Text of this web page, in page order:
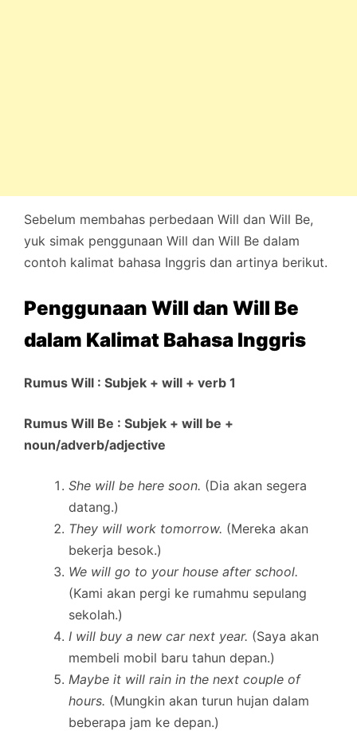
Sebelum membahas perbedaan Will dan Will Be,
yuk simak penggunaan Will dan Will Be dalam
contoh kalimat bahasa Inggris dan artinya berikut.
Penggunaan Will dan Will Be
dalam Kalimat Bahasa Inggris
Rumus Will : Subjek + will + verb 1
Rumus Will Be : Subjek + will be +
noun/adverb/adjective
She will be here soon. (Dia akan segera
datang.)
They will work tomorrow. (Mereka akan
bekerja besok.)
We will go to your house after school.
(Kami akan pergi ke rumahmu sepulang
sekolah.)
I will buy a new car next year. (Saya akan
membeli mobil baru tahun depan.)
Maybe it will rain in the next couple of
hours. (Mungkin akan turun hujan dalam
beberapa jam ke depan.)